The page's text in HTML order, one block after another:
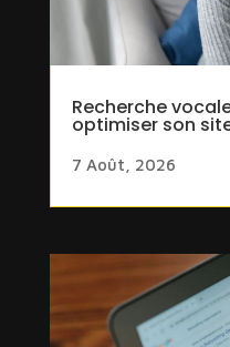
Recherche
optimiser son
7 Août, 2026